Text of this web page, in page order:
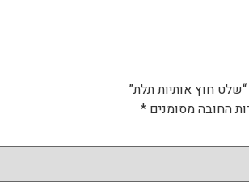
חוץ אותיות תלת”
החובה מסומנים *